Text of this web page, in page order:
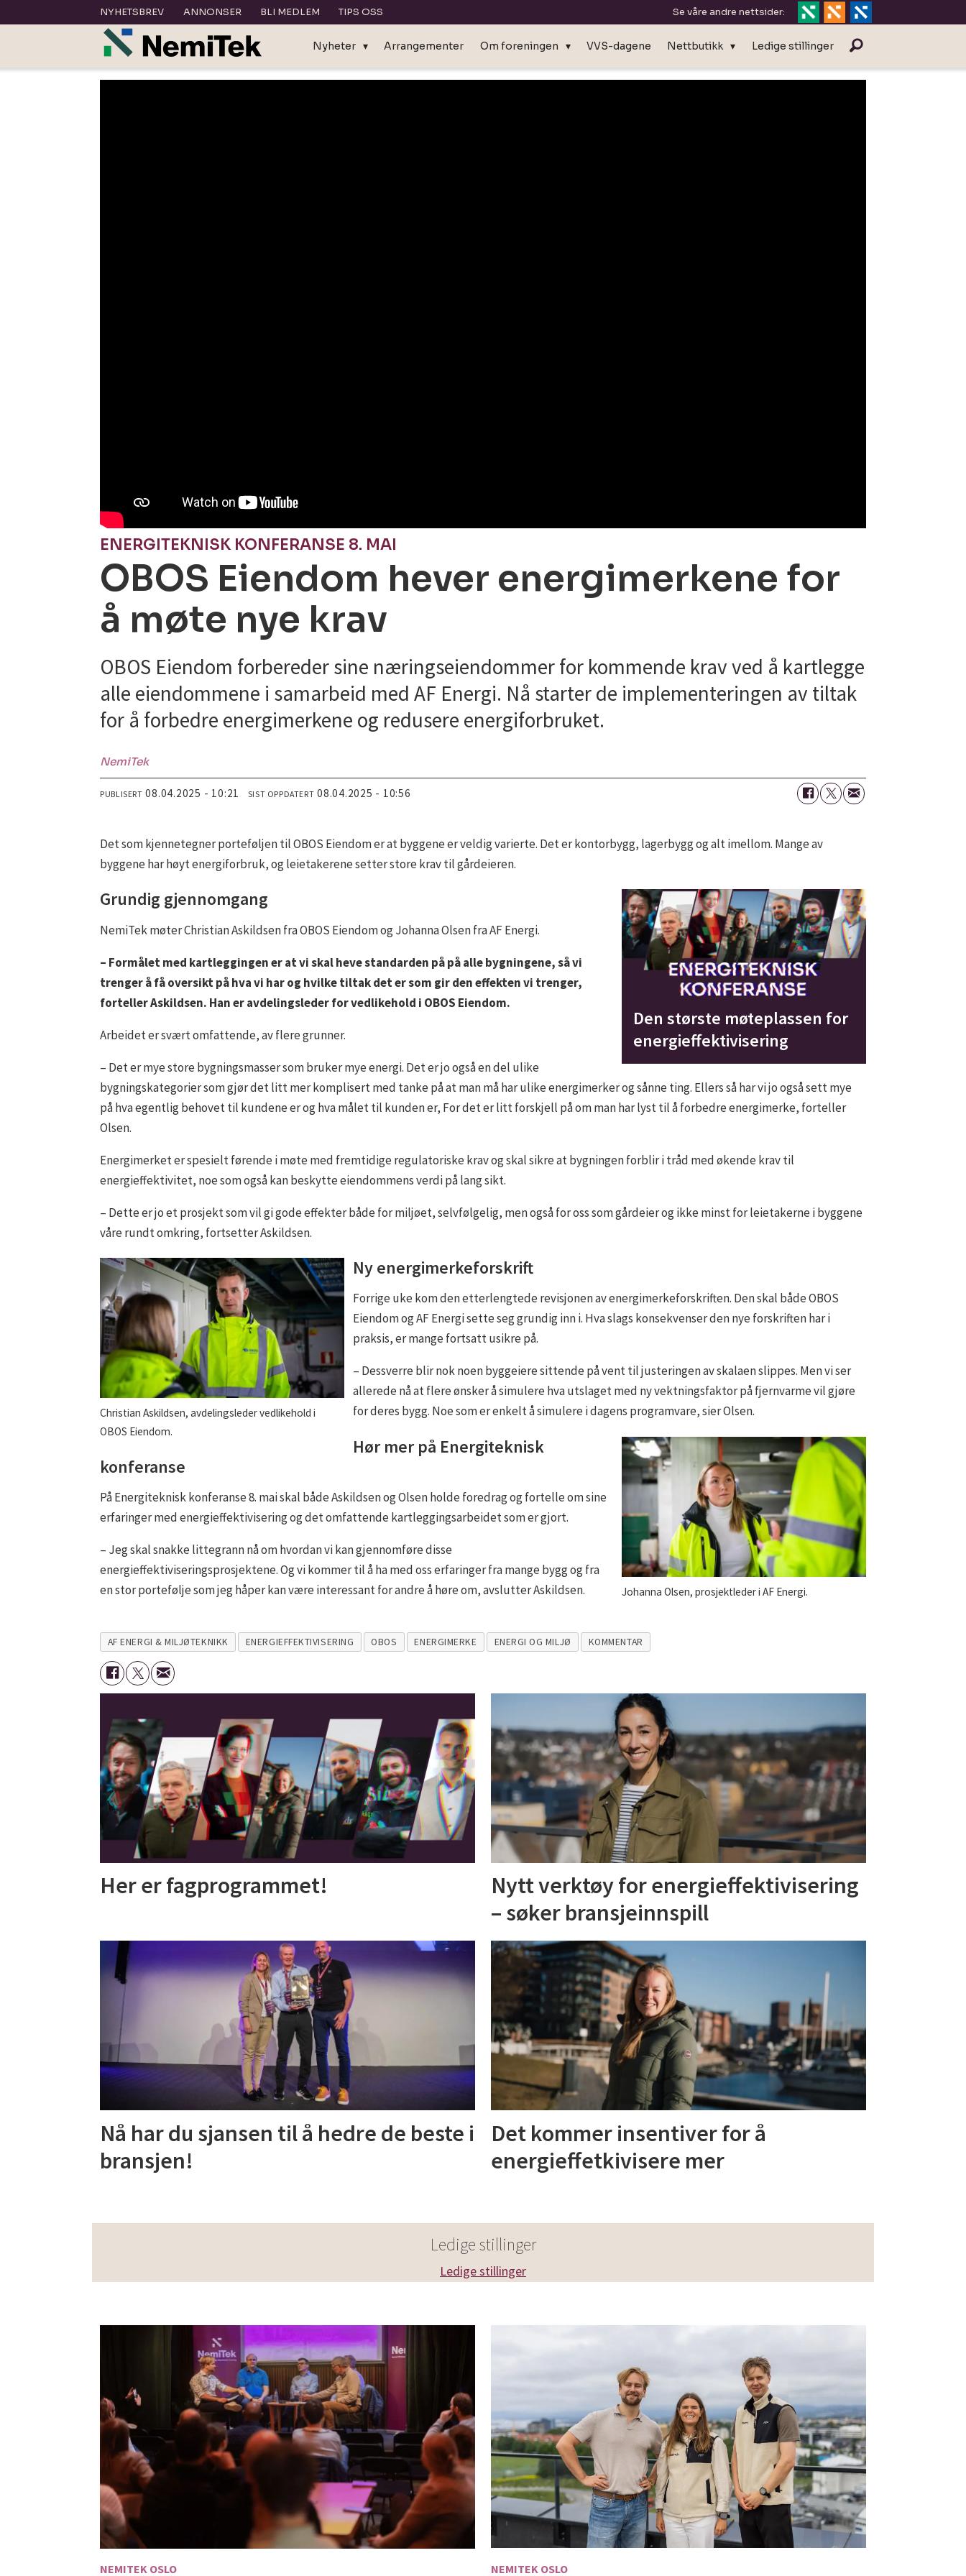
NYHETSBREV ANNONSER BLI MEDLEM TIPS OSS Se våre andre nettsider:
Nyheter Arrangementer Om foreningen VVS-dagene Nettbutikk Ledige stillinger
ENERGITEKNISK KONFERANSE 8. MAI
OBOS Eiendom hever energimerkene for
å møte nye krav
OBOS Eiendom forbereder sine næringseiendommer for kommende krav ved å kartlegge
alle eiendommene i samarbeid med AF Energi. Nå starter de implementeringen av tiltak
for å forbedre energimerkene og redusere energiforbruket.
NemiTek
PUBLISERT 08.04.2025 - 10:21 SIST OPPDATERT 08.04.2025 - 10:56
Det som kjennetegner porteføljen til OBOS Eiendom er at byggene er veldig varierte. Det er kontorbygg, lagerbygg og alt imellom. Mange av
byggene har høyt energiforbruk, og leietakerene setter store krav til gårdeieren.
Den største møteplassen for
energieffektivisering
Grundig gjennomgang
NemiTek møter Christian Askildsen fra OBOS Eiendom og Johanna Olsen fra AF Energi.
– Formålet med kartleggingen er at vi skal heve standarden på på alle bygningene, så vi
trenger å få oversikt på hva vi har og hvilke tiltak det er som gir den effekten vi trenger,
forteller Askildsen. Han er avdelingsleder for vedlikehold i OBOS Eiendom.
Arbeidet er svært omfattende, av flere grunner.
– Det er mye store bygningsmasser som bruker mye energi. Det er jo også en del ulike
bygningskategorier som gjør det litt mer komplisert med tanke på at man må har ulike energimerker og sånne ting. Ellers så har vi jo også sett mye
på hva egentlig behovet til kundene er og hva målet til kunden er, For det er litt forskjell på om man har lyst til å forbedre energimerke, forteller
Olsen.
Energimerket er spesielt førende i møte med fremtidige regulatoriske krav og skal sikre at bygningen forblir i tråd med økende krav til
energieffektivitet, noe som også kan beskytte eiendommens verdi på lang sikt.
– Dette er jo et prosjekt som vil gi gode effekter både for miljøet, selvfølgelig, men også for oss som gårdeier og ikke minst for leietakerne i byggene
våre rundt omkring, fortsetter Askildsen.
Christian Askildsen, avdelingsleder vedlikehold i
OBOS Eiendom.
Ny energimerkeforskrift
Forrige uke kom den etterlengtede revisjonen av energimerkeforskriften. Den skal både OBOS
Eiendom og AF Energi sette seg grundig inn i. Hva slags konsekvenser den nye forskriften har i
praksis, er mange fortsatt usikre på.
– Dessverre blir nok noen byggeiere sittende på vent til justeringen av skalaen slippes. Men vi ser
allerede nå at flere ønsker å simulere hva utslaget med ny vektningsfaktor på fjernvarme vil gjøre
for deres bygg. Noe som er enkelt å simulere i dagens programvare, sier Olsen.
Johanna Olsen, prosjektleder i AF Energi.
Hør mer på Energiteknisk
konferanse
På Energiteknisk konferanse 8. mai skal både Askildsen og Olsen holde foredrag og fortelle om sine
erfaringer med energieffektivisering og det omfattende kartleggingsarbeidet som er gjort.
– Jeg skal snakke littegrann nå om hvordan vi kan gjennomføre disse
energieffektiviseringsprosjektene. Og vi kommer til å ha med oss erfaringer fra mange bygg og fra
en stor portefølje som jeg håper kan være interessant for andre å høre om, avslutter Askildsen.
AF ENERGI & MILJØTEKNIKK ENERGIEFFEKTIVISERING OBOS ENERGIMERKE ENERGI OG MILJØ KOMMENTAR
Her er fagprogrammet!
Nytt verktøy for energieffektivisering
– søker bransjeinnspill
Nå har du sjansen til å hedre de beste i
bransjen!
Det kommer insentiver for å
energieffetkivisere mer
Ledige stillinger
Ledige stillinger
NEMITEK OSLO NEMITEK OSLO